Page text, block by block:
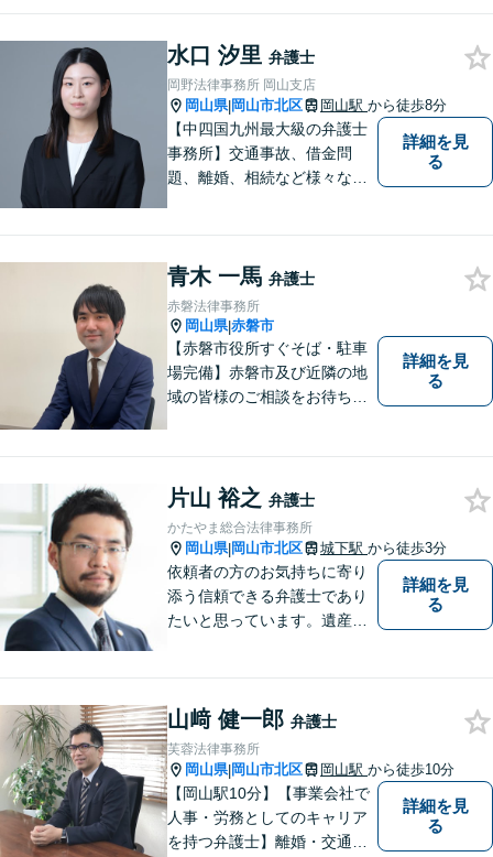
少しでも解決されますよう，
誠心誠意努力いたす所存で
す。皆様方のご来所をお待ち
しております。
水口 汐里 弁護士
岡野法律事務所 岡山支店
岡山県|岡山市北区 岡山駅 から徒歩8分
【中四国九州最大級の弁護士
事務所】交通事故、借金問
題、離婚、相続など様々な問
い！
詳細を見
る
青木 一馬 弁護士
赤磐法律事務所
岡山県|赤磐市
【赤磐市役所すぐそば・駐車
場完備】赤磐市及び近隣の地
域の皆様のご相談をお待ちし
詳細を見
る
片山 裕之 弁護士
かたやま総合法律事務所
岡山県|岡山市北区 城下駅 から徒歩3分
依頼者の方のお気持ちに寄り
添う信頼できる弁護士であり
たいと思っています。遺産分
にご相談ください。
詳細を見
る
山﨑 健一郎 弁護士
芙蓉法律事務所
岡山県|岡山市北区 岡山駅 から徒歩10分
【岡山駅10分】【事業会社で
人事・労務としてのキャリア
を持つ弁護士】離婚・交通事
詳細を見
る